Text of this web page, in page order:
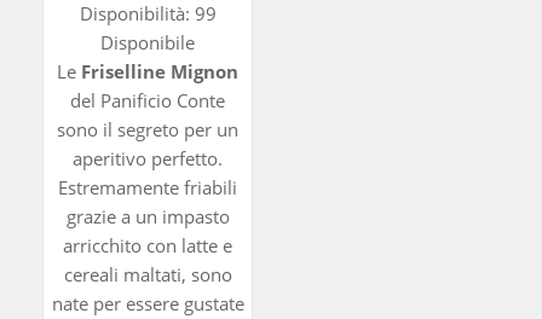
Disponibilità: 99
Disponibile
Le Friselline Mignon
del Panificio Conte
sono il segreto per un
aperitivo perfetto.
Estremamente friabili
grazie a un impasto
arricchito con latte e
cereali maltati, sono
nate per essere gustate